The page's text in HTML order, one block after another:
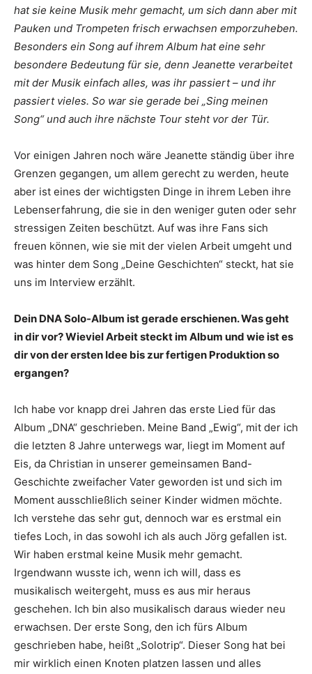
hat sie keine Musik mehr gemacht, um sich dann aber mit
Pauken und Trompeten frisch erwachsen emporzuheben.
Besonders ein Song auf ihrem Album hat eine sehr
besondere Bedeutung für sie, denn Jeanette verarbeitet
mit der Musik einfach alles, was ihr passiert – und ihr
passiert vieles. So war sie gerade bei „Sing meinen
Song“ und auch ihre nächste Tour steht vor der Tür.
Vor einigen Jahren noch wäre Jeanette ständig über ihre
Grenzen gegangen, um allem gerecht zu werden, heute
aber ist eines der wichtigsten Dinge in ihrem Leben ihre
Lebenserfahrung, die sie in den weniger guten oder sehr
stressigen Zeiten beschützt. Auf was ihre Fans sich
freuen können, wie sie mit der vielen Arbeit umgeht und
was hinter dem Song „Deine Geschichten“ steckt, hat sie
uns im Interview erzählt.
Dein DNA Solo-Album ist gerade erschienen. Was geht
in dir vor? Wieviel Arbeit steckt im Album und wie ist es
dir von der ersten Idee bis zur fertigen Produktion so
ergangen?
Ich habe vor knapp drei Jahren das erste Lied für das
Album „DNA“ geschrieben. Meine Band „Ewig“, mit der ich
die letzten 8 Jahre unterwegs war, liegt im Moment auf
Eis, da Christian in unserer gemeinsamen Band-
Geschichte zweifacher Vater geworden ist und sich im
Moment ausschließlich seiner Kinder widmen möchte.
Ich verstehe das sehr gut, dennoch war es erstmal ein
tiefes Loch, in das sowohl ich als auch Jörg gefallen ist.
Wir haben erstmal keine Musik mehr gemacht.
Irgendwann wusste ich, wenn ich will, dass es
musikalisch weitergeht, muss es aus mir heraus
geschehen. Ich bin also musikalisch daraus wieder neu
erwachsen. Der erste Song, den ich fürs Album
geschrieben habe, heißt „Solotrip“. Dieser Song hat bei
mir wirklich einen Knoten platzen lassen und alles